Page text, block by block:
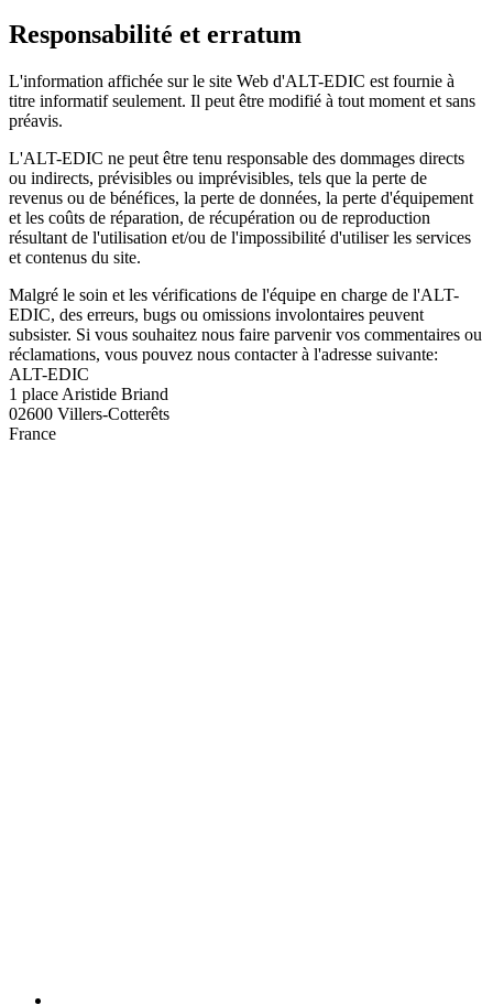
Responsabilité et erratum
L'information affichée sur le site Web d'ALT-EDIC est fournie à
titre informatif seulement. Il peut être modifié à tout moment et sans
préavis.
L'ALT-EDIC ne peut être tenu responsable des dommages directs
ou indirects, prévisibles ou imprévisibles, tels que la perte de
revenus ou de bénéfices, la perte de données, la perte d'équipement
et les coûts de réparation, de récupération ou de reproduction
résultant de l'utilisation et/ou de l'impossibilité d'utiliser les services
et contenus du site.
Malgré le soin et les vérifications de l'équipe en charge de l'ALT-
EDIC, des erreurs, bugs ou omissions involontaires peuvent
subsister. Si vous souhaitez nous faire parvenir vos commentaires ou
réclamations, vous pouvez nous contacter à l'adresse suivante:
ALT-EDIC
1 place Aristide Briand
02600 Villers-Cotterêts
France